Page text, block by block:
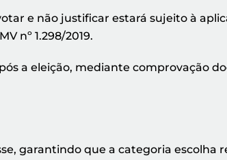
e não justificar estará sujeito à
nº 1.298/2019.
a eleição, mediante comprovação
garantindo que a categoria escolha